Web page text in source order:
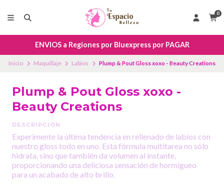
0
ENVIOS a Regiones por Bluexpress por PAGAR
Inicio Maquillaje Labios Plump & Pout Gloss xoxo - Beauty Creations
Plump & Pout Gloss xoxo -
Beauty Creations
DESCRIPCIÓN
Experimente la última tendencia en rellenado de labios con
nuestro gloss todo en uno. Esta fórmula multitarea no sólo
hidrata, sino que también da volumen al instante,
proporcionando una deliciosa sensación de hormigueo
para un acabado de alto brillo.